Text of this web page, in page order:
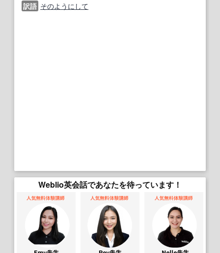
訳語 そのようにして
Weblio英会話であなたを待っています！